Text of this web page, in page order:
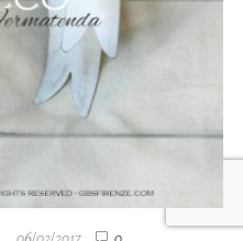
06/02/2017 0